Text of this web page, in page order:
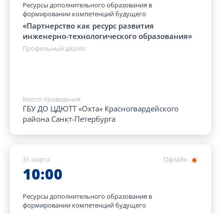
Ресурсы дополнительного образования в
формировании компетенций будущего
«Партнерство как ресурс развития
инженерно-технологического образования»
Профильный диалог
Место проведения
ГБУ ДО ЦДЮТТ «Охта» Красногвардейского
района Санкт-Петербурга
Офлайн
31 марта
10:00
Ресурсы дополнительного образования в
формировании компетенций будущего